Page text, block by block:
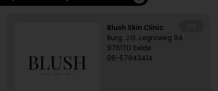
Blush Skin Clinic
Burg. J.G. Legroweg 94
9761TD Eelde
06-57943414